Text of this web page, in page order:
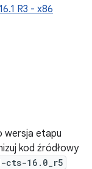
R3 - x86
wersja etapu
kod źródłowy
cts-16.0_r5